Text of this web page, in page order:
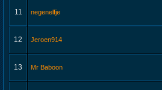
11 negenelfje
12 Jeroen914
13 Mr Baboon